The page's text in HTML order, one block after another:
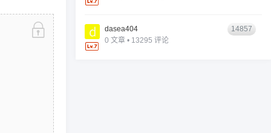
dasea404
0 文章 • 13295 评论
14857